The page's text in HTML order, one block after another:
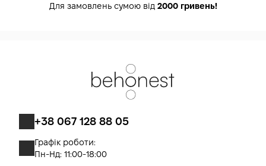
Для замовлень сумою від 2000 гривень!
+38 067 128 88 05
Графік роботи:
Пн-Нд: 11:00-18:00